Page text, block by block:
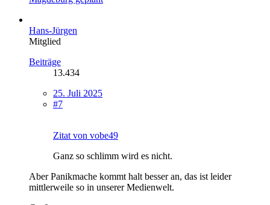
Hans-Jürgen
Mitglied
Beiträge
13.434
25. Juli 2025
#7
Zitat von vobe49
Ganz so schlimm wird es nicht.
Aber Panikmache kommt halt besser an, das ist leider
mittlerweile so in unserer Medienwelt.